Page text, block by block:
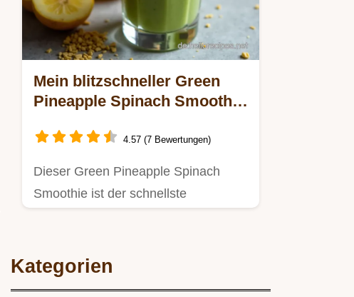
Mein blitzschneller Green
Pineapple Spinach Smoothie
Minuten
4.57 (7 Bewertungen)
Dieser Green Pineapple Spinach
Smoothie ist der schnellste
Kategorien